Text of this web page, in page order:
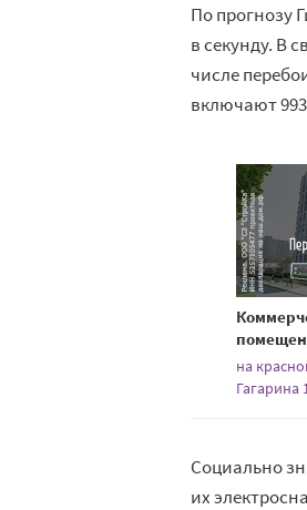
По прогнозу
в секунду. В
числе
включают
на
Гагарина
Социально
их